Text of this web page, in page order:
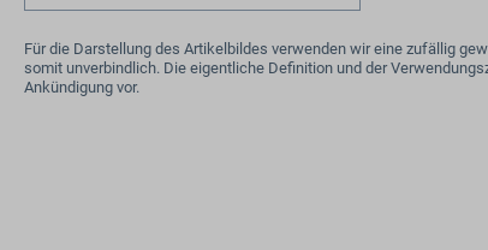
Für die Darstellung des Artikelbildes verwenden wir eine zufällig
somit unverbindlich. Die eigentliche Definition und der
Ankündigung vor.